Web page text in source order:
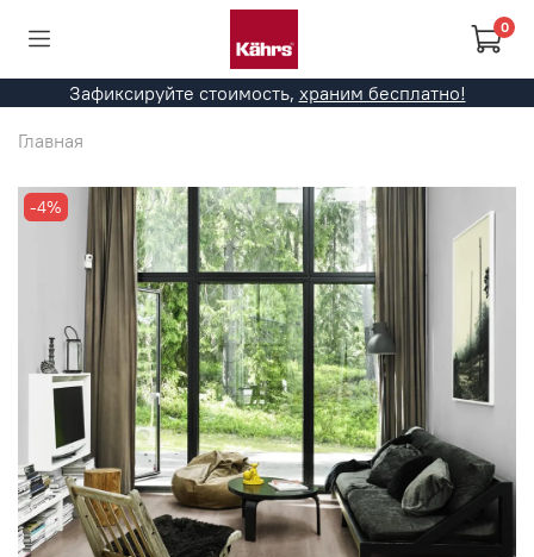
0
Зафиксируйте стоимость, храним бесплатно!
Главная
-4%